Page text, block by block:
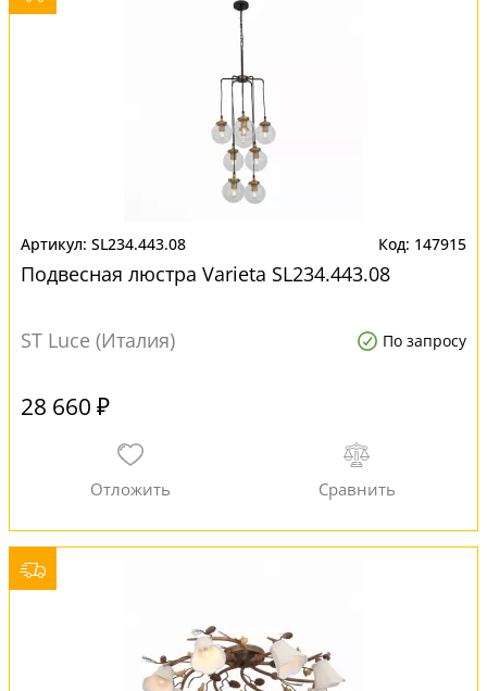
SL234.443.08 147915
Подвесная люстра Varieta SL234.443.08
ST Luce (Италия) По запросу
28 660 ₽